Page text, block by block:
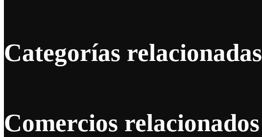
Categorías relacionadas
Comercios relacionados